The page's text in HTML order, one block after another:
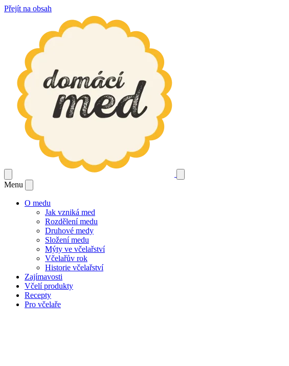
Přejít na obsah
Menu
O medu
Jak vzniká med
Rozdělení medu
Druhové medy
Složení medu
Mýty ve včelařství
Včelařův rok
Historie včelařství
Zajímavosti
Včelí produkty
Recepty
Pro včelaře